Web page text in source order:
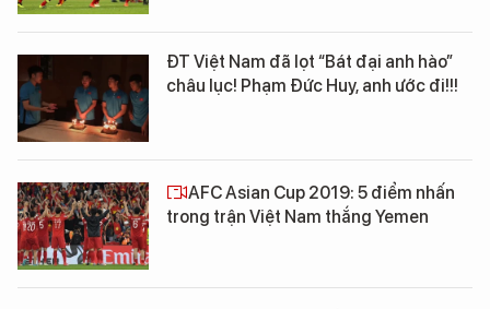
ĐT Việt Nam đã lọt “Bát đại anh hào”
châu lục! Phạm Đức Huy, anh ước đi!!!
AFC Asian Cup 2019: 5 điểm nhấn
trong trận Việt Nam thắng Yemen